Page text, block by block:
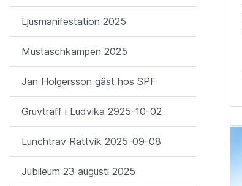
Ljusmanifestation 2025
Mustaschkampen 2025
Jan Holgersson gäst hos SPF
Gruvträff i Ludvika 2925-10-02
Lunchtrav Rättvik 2025-09-08
Jubileum 23 augusti 2025